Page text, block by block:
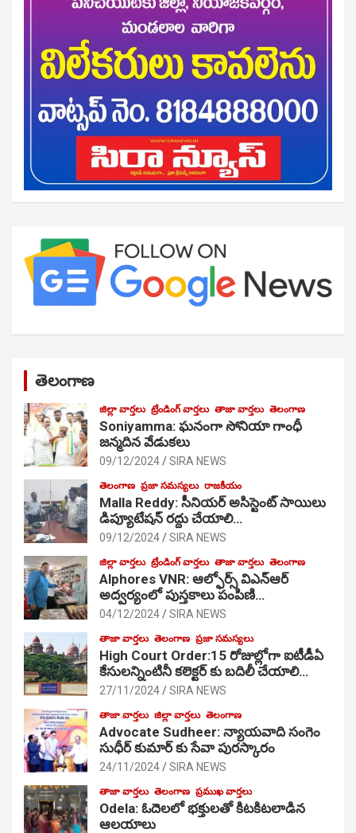
తెలంగాణ
జిల్లా వార్తలు ట్రేండింగ్ వార్తలు తాజా వార్తలు తెలంగాణ
Soniyamma: ఘ‌నంగా సోనియా గాంధీ
జ‌న్మ‌దిన వేడుక‌లు
09/12/2024 SIRA NEWS
తెలంగాణ ప్రజా సమస్యలు రాజకీయం
Malla Reddy: సీనియర్ అసిస్టెంట్ సాయిలు
డిప్యూటేషన్ రద్దు చేయాలి…
09/12/2024 SIRA NEWS
జిల్లా వార్తలు ట్రేండింగ్ వార్తలు తాజా వార్తలు తెలంగాణ
Alphores VNR: ఆల్ఫోర్స్ విఎన్ఆర్
అద్వర్యంలో పుస్తకాలు పంపిణి…
04/12/2024 SIRA NEWS
తాజా వార్తలు తెలంగాణ ప్రజా సమస్యలు
High Court Order:15 రోజుల్లోగా ఐటీడీఏ
కేసులన్నింటినీ కలెక్టర్ కు బదిలీ చేయాలి…
27/11/2024 SIRA NEWS
తాజా వార్తలు జిల్లా వార్తలు తెలంగాణ
Advocate Sudheer: న్యాయవాది సంగెం
సుధీర్ కుమార్ కు సేవా పురస్కారం
24/11/2024 SIRA NEWS
తాజా వార్తలు తెలంగాణ ప్రముఖ వార్తలు
Odela: ఓదెల‌లో భక్తులతో కిటకిటలాడిన
ఆల‌యాలు